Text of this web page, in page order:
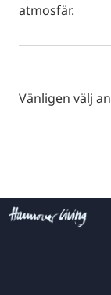
atmosfär.
Vänligen välj